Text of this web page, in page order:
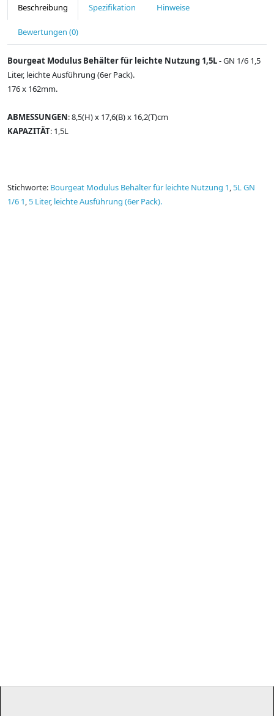
Beschreibung Spezifikation Hinweise
Bewertungen (0)
Bourgeat Modulus Behälter für leichte Nutzung 1,5L- GN 1/6 1,5
Liter, leichte Ausführung (6er Pack).
176 x 162mm.
ABMESSUNGEN: 8,5(H) x 17,6(B) x 16,2(T)cm
KAPAZITÄT: 1,5L
Stichworte: Bourgeat Modulus Behälter für leichte Nutzung 1, 5L GN
1/6 1, 5 Liter, leichte Ausführung (6er Pack).